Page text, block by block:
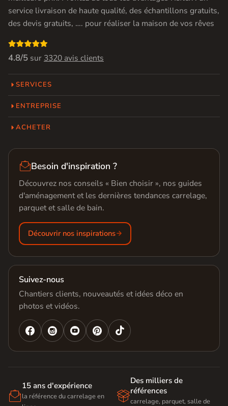
service livraison de haute qualité, des échantillons gratuits,
des devis gratuits, …. pour réaliser la maison de vos rêves

4.8/5 sur 3320 avis clients
SERVICES
ENTREPRISE
ACHETER
Besoin d'inspiration ?
Découvrez nos conseils « Bien choisir », nos guides
d'aménagement et les dernières tendances carrelage,
parquet et salle de bain.
Découvrir nos inspirations
Suivez-nous
Chantiers clients, nouveautés et idées déco en
photos et vidéos.
   

15 ans d'expérience
la référence du carrelage en

Des milliers de
références
carrelage, parquet, salle de